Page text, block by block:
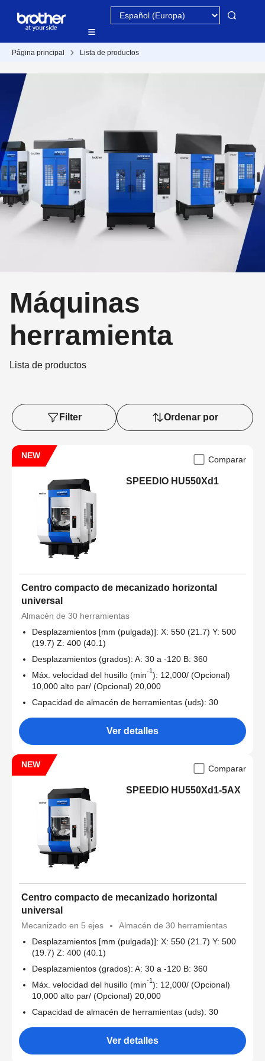
Página principal Lista de productos
Máquinas
herramienta
Lista de productos
Filter Ordenar por
NEW Comparar
SPEEDIO HU550Xd1
Centro compacto de mecanizado horizontal
universal
Almacén de 30 herramientas
Desplazamientos [mm (pulgada)]: X: 550 (21.7) Y: 500
(19.7) Z: 400 (40.1)
Desplazamientos (grados): A: 30 a -120 B: 360
Máx. velocidad del husillo (min-1 ): 12,000/ (Opcional)
10,000 alto par/ (Opcional) 20,000
Capacidad de almacén de herramientas (uds): 30
Ver detalles
NEW Comparar
SPEEDIO HU550Xd1-5AX
Centro compacto de mecanizado horizontal
universal
Mecanizado en 5 ejes
Almacén de 30 herramientas
Desplazamientos [mm (pulgada)]: X: 550 (21.7) Y: 500
(19.7) Z: 400 (40.1)
Desplazamientos (grados): A: 30 a -120 B: 360
Máx. velocidad del husillo (min-1): 12,000/ (Opcional)
10,000 alto par/ (Opcional) 20,000
Capacidad de almacén de herramientas (uds): 30
Ver detalles